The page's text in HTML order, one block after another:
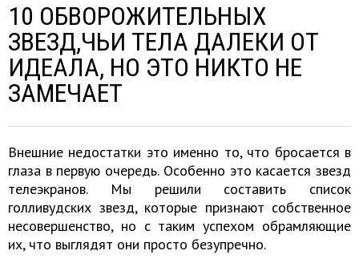
10 ОБВОРОЖИТЕЛЬНЫХ
ЗВЕЗД,ЧЬИ ТЕЛА ДАЛЕКИ ОТ
ИДЕАЛА, НО ЭТО НИКТО НЕ
ЗАМЕЧАЕТ
Внешние недостатки это именно то, что бросается в
глаза в первую очередь. Особенно это касается звезд
телеэкранов. Мы решили составить список
голливудских звезд, которые признают собственное
несовершенство, но с таким успехом обрамляющие
их, что выглядят они просто безупречно.